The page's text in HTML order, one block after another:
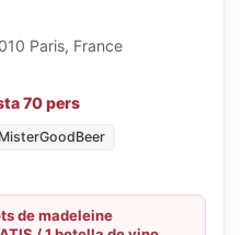
Paris, France
70 pers
de madeleine